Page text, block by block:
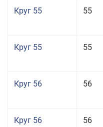
Круг 55 55
Круг 55 55
Круг 56 56
Круг 56 56